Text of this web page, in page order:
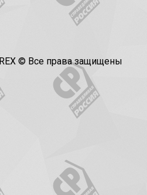
© Все права защищены